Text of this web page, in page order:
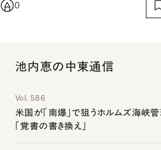
0
池内恵の中東通信
Vol. 586
米国が「南爆」で狙うホルムズ海峡
「覚書の書き換え」